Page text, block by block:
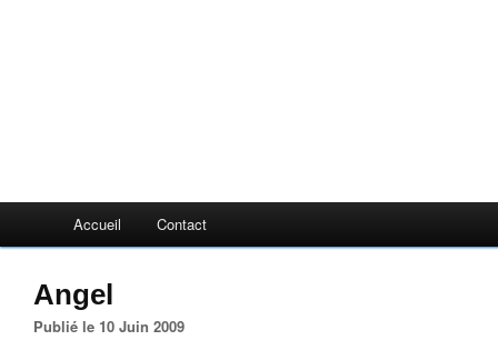
Accueil Contact
Angel
Publié le 10 Juin 2009